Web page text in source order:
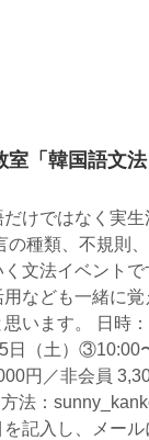
室「韓国語文
けではなく実
の種類、不規則
文法イベント
なども一緒に
います。 日時
日（土）③10:00
円／非会員
法：
記入し、メー